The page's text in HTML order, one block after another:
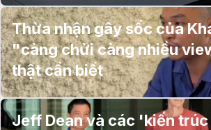
Thừa nhận gây sốc của
"càng chửi càng nhiều
thật cần biết
Jeff Dean và các 'kiến